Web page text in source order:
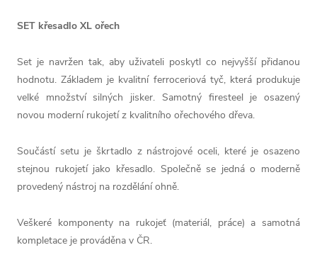
SET křesadlo XL ořech
Set je navržen tak, aby uživateli poskytl co nejvyšší přidanou
hodnotu. Základem je kvalitní ferroceriová tyč, která produkuje
velké množství silných jisker. Samotný firesteel je osazený
novou moderní rukojetí z kvalitního ořechového dřeva.
Součástí setu je škrtadlo z nástrojové oceli, které je osazeno
stejnou rukojetí jako křesadlo. Společně se jedná o moderně
provedený nástroj na rozdělání ohně.
Veškeré komponenty na rukojeť (materiál, práce) a samotná
kompletace je prováděna v ČR.